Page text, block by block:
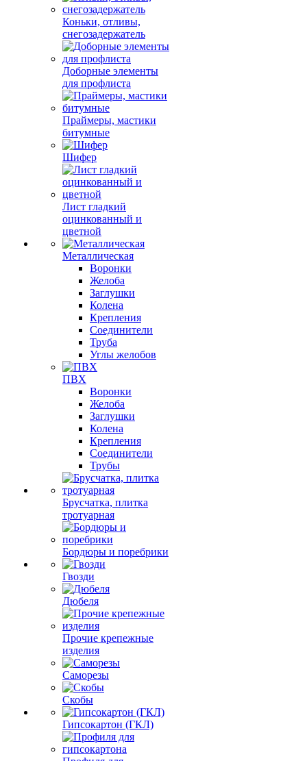
Коньки, отливы,
снегозадержатель
Доборные элементы
для профлиста
Праймеры, мастики
битумные
Шифер
Лист гладкий
оцинкованный и
цветной
Металлическая
Воронки
Желоба
Заглушки
Колена
Крепления
Соединители
Труба
Углы желобов
ПВХ
Воронки
Желоба
Заглушки
Колена
Крепления
Соединители
Трубы
Брусчатка, плитка
тротуарная
Бордюры и поребрики
Гвозди
Дюбеля
Прочие крепежные
изделия
Саморезы
Скобы
Гипсокартон (ГКЛ)